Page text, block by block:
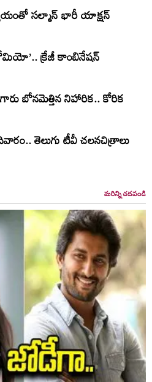
సల్మాన్ భారీ యాక్షన్
క్రేజీ కాంబినేషన్
బోనమెత్తిన నిహారిక.. కోరిక
తెలుగు టీవీ చ‌ల‌న‌చిత్రాలు
మరిన్ని చదవండి